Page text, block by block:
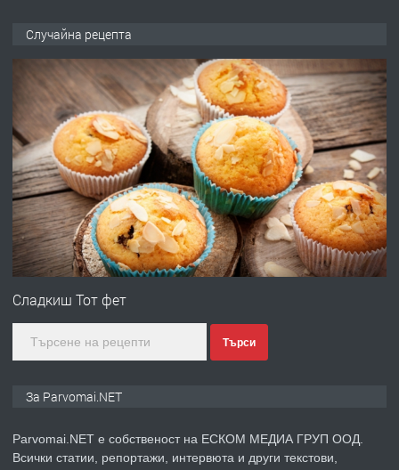
преди 1 година
ПРЕДЛАГА Работа за общи работници
преди 1 година
ПРЕДЛАГА
Първи поход "По стъпките на Ангел
преди 1 година
Случайна рецепта
Сладкиш Тот фет
Търси
За Parvomai.NET
Parvomai.NET е собственост на ЕСКОМ МЕДИА ГРУП ООД.
Всички статии, репортажи, интервюта и други текстови,